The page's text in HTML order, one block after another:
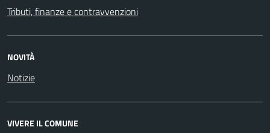
Tributi, finanze e contravvenzioni
NOVITÀ
Notizie
VIVERE IL COMUNE